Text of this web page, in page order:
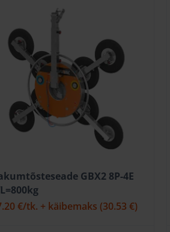
GBX2 8P-4E
€/tk. + käibemaks (30.53 €)